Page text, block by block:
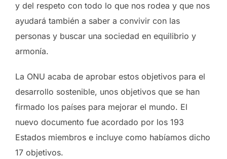
y del respeto con todo lo que nos rodea y que nos
ayudará también a saber a convivir con las
personas y buscar una sociedad en equilibrio y
armonía.
La ONU acaba de aprobar estos objetivos para el
desarrollo sostenible, unos objetivos que se han
firmado los países para mejorar el mundo. El
nuevo documento fue acordado por los 193
Estados miembros e incluye como habíamos dicho
17 objetivos.